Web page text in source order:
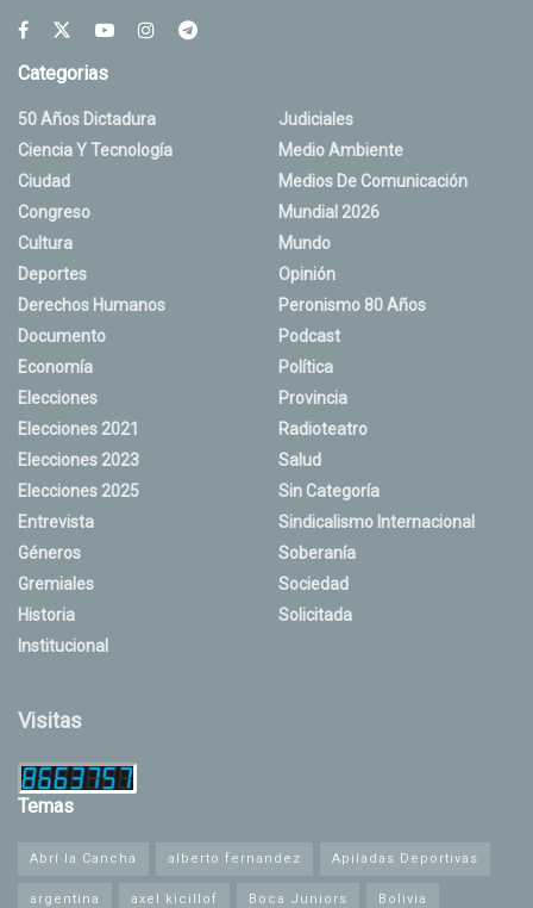
Categorias
50 Años Dictadura
Ciencia Y Tecnología
Ciudad
Congreso
Cultura
Deportes
Derechos Humanos
Documento
Economía
Elecciones
Elecciones 2021
Elecciones 2023
Elecciones 2025
Entrevista
Géneros
Gremiales
Historia
Institucional
Judiciales
Medio Ambiente
Medios De Comunicación
Mundial 2026
Mundo
Opinión
Peronismo 80 Años
Podcast
Política
Provincia
Radioteatro
Salud
Sin Categoría
Sindicalismo Internacional
Soberanía
Sociedad
Solicitada
Visitas
Temas
Abrí la Cancha alberto fernandez Apiladas Deportivas
argentina axel kicillof Boca Juniors Bolivia